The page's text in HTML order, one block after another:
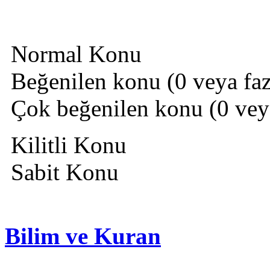
Normal Konu
Beğenilen konu (0 veya
Çok beğenilen konu (0
Kilitli Konu
Sabit Konu
Bilim ve Kuran